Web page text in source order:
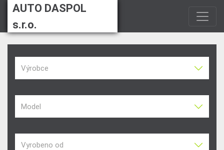
AUTO DASPOL
s.r.o.
Výrobce
Model
Vyrobeno od